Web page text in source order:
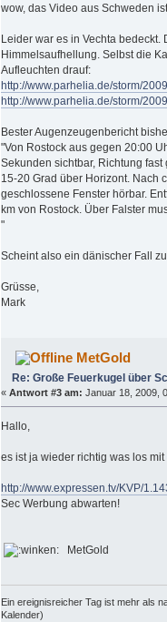
wow, das Video aus Schweden
Leider war es in Vechta bedeckt.
Himmelsaufhellung. Selbst die
Aufleuchten drauf:
http://www.parhelia.de/storm/
http://www.parhelia.de/storm/
Bester Augenzeugenbericht
"Von Rostock aus gegen 20:00
Sekunden sichtbar, Richtung
15-20 Grad über Horizont. Nach
geschlossene Fenster hörbar.
km von Rostock. Über Falster
"
Scheint also ein dänischer Fall
Grüsse,
Mark
MetGold
Re: Große Feuerkugel über
« Antwort #3 am: Januar 18, 2009,
Hallo,
es ist ja wieder richtig was los
http://www.expressen.tv/KVP/
Sec Werbung abwarten!
MetGold
Ein ereignisreicher Tag ist mehr als
Kalender)